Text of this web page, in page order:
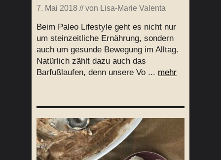
7. Mai 2018 // von Lisa-Marie Valenta
Beim Paleo Lifestyle geht es nicht nur
um steinzeitliche Ernährung, sondern
auch um gesunde Bewegung im Alltag.
Natürlich zählt dazu auch das
Barfußlaufen, denn unsere Vo ... mehr